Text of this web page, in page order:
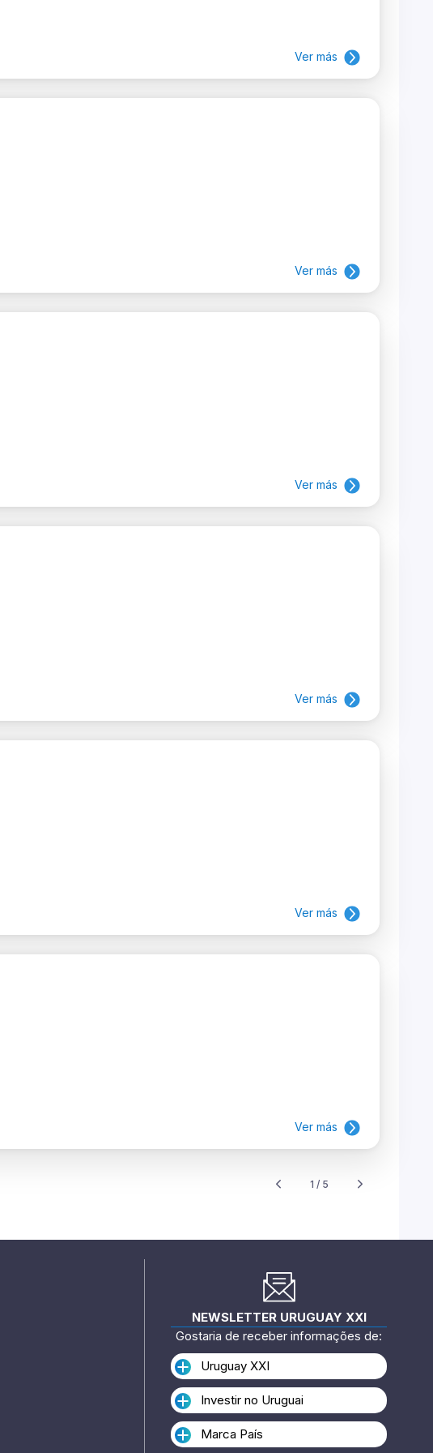
Ver más
Ver más
Ver más
Ver más
Ver más
Ver más
1 / 5
NEWSLETTER URUGUAY XXI
Gostaria de receber informações de:
Uruguay XXI
Investir no Uruguai
Marca País